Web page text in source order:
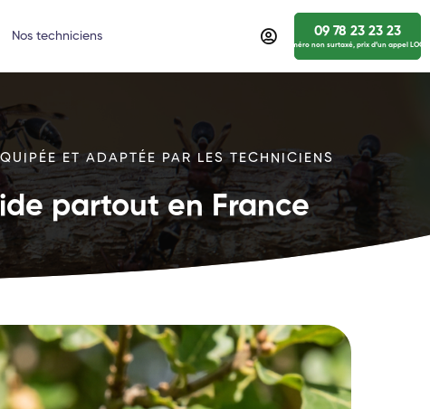
Nos techniciens 09 78 23 23 23
numéro non surtaxé, prix d’un appel
ET ADAPTÉE PAR LES TECHNICIENS
partout en France